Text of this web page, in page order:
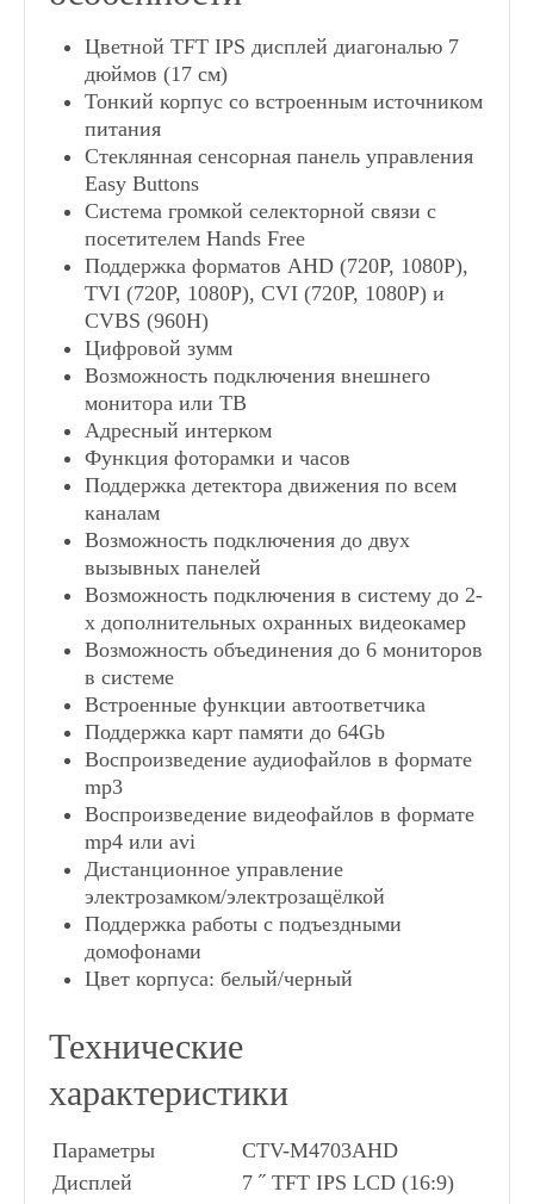
Видеодомофоны CTV
Видеодомофоны 7 дюймов (18 см.)
Видеодомофоны для квартиры
Видеозвонки для квартиры
Видеодомофоны для частного дома
Видеодомофоны без трубки
Видеодомофоны с записью
Видеодомофоны с датчиком движения
Видеодомофоны с памятью
Видеодомофоны с SD-картой
Видеодомофоны цветные
Видеодомофоны черного цвета
Видеодомофоны белого цвета
Видеодомофоны с подключением к подъездному
Цветной TFT IPS дисплей диагональю 7
дюймов (17 см)
Тонкий корпус со встроенным источником
питания
Стеклянная сенсорная панель управления
Easy Buttons
Система громкой селекторной связи с
посетителем Hands Free
Поддержка форматов AHD (720P, 1080P),
TVI (720P, 1080P), CVI (720P, 1080P) и
CVBS (960H)
Цифровой зумм
Возможность подключения внешнего
монитора или ТВ
Адресный интерком
Функция фоторамки и часов
Поддержка детектора движения по всем
каналам
Возможность подключения до двух
вызывных панелей
Возможность подключения в систему до 2-
х дополнительных охранных видеокамер
Возможность объединения до 6 мониторов
в системе
Встроенные функции автоответчика
Поддержка карт памяти до 64Gb
Воспроизведение аудиофайлов в формате
mp3
Воспроизведение видеофайлов в формате
mp4 или avi
Дистанционное управление
электрозамком/электрозащёлкой
Поддержка работы с подъездными
домофонами
Цвет корпуса: белый/черный
Технические
характеристики
Параметры
CTV-M4703AHD
Дисплей
7 ˝ TFT IPS LCD (16:9)